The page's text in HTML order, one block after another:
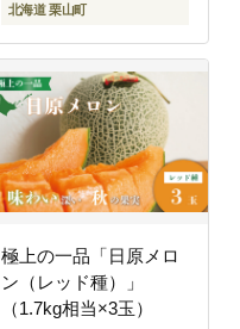
北海道 栗山町
極上の一品「日原メロ
ン（レッド種）」
（1.7kg相当×3玉）